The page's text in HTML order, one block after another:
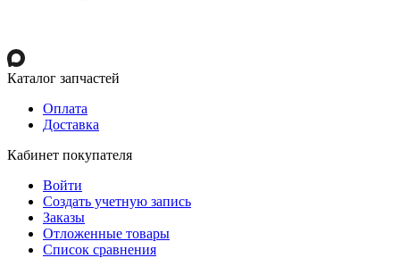
Каталог запчастей
Оплата
Доставка
Кабинет покупателя
Войти
Создать учетную запись
Заказы
Отложенные товары
Список сравнения